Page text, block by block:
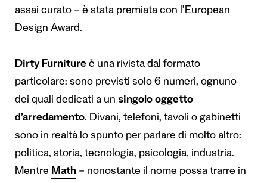
assai curato – è stata premiata con l’European
Design Award.
Dirty Furniture è una rivista dal formato
particolare: sono previsti solo 6 numeri, ognuno
dei quali dedicati a un singolo oggetto
d’arredamento. Divani, telefoni, tavoli o gabinetti
sono in realtà lo spunto per parlare di molto altro:
politica, storia, tecnologia, psicologia, industria.
Mentre Math – nonostante il nome possa trarre in